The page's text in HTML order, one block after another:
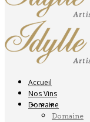
Accueil
Nos Vins
Domaine
Domaine